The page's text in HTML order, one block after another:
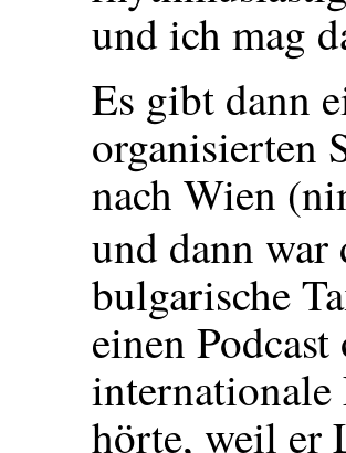
und ich mag
Es gibt dann
organisierten
nach Wien
und dann war
bulgarische
einen
hörte, weil er